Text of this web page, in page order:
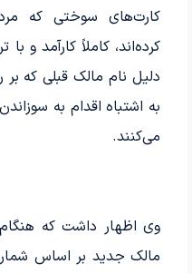
کارت‌های سوختی که
کرده‌اند، کاملاً کارآمد و
دلیل نام مالک قبلی که بر
به اشتباه اقدام به
می‌کنند.
وی اظهار داشت که